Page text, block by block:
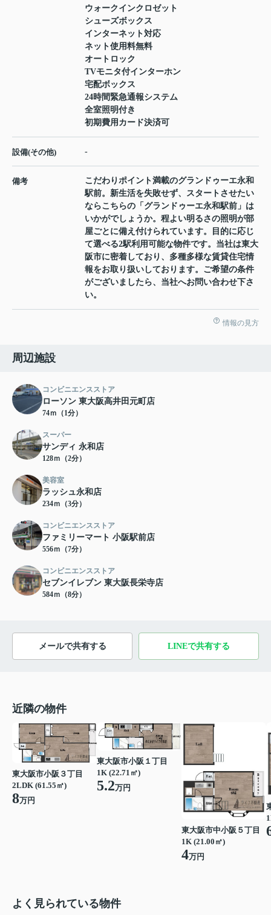
ウォークインクロゼット
シューズボックス
インターネット対応
ネット使用料無料
オートロック
TVモニタ付インターホン
宅配ボックス
24時間緊急通報システム
全室照明付き
初期費用カード決済可
設備(その他) -
備考
こだわりポイント満載のグランドゥーエ永和
駅前。新生活を失敗せず、スタートさせたい
ならこちらの「グランドゥーエ永和駅前」は
いかがでしょうか。程よい明るさの照明が部
屋ごとに備え付けられています。目的に応じ
て選べる2駅利用可能な物件です。当社は東大
阪市に密着しており、多種多様な賃貸住宅情
報をお取り扱いしております。ご希望の条件
がございましたら、当社へお問い合わせ下さ
い。
情報の見方
周辺施設
コンビニエンスストア
ローソン 東大阪高井田元町店
74ｍ（1分）
スーパー
サンディ 永和店
128ｍ（2分）
美容室
ラッシュ永和店
234ｍ（3分）
コンビニエンスストア
ファミリーマート 小阪駅前店
556ｍ（7分）
コンビニエンスストア
セブンイレブン 東大阪長栄寺店
584ｍ（8分）
メールで共有する LINEで共有する
近隣の物件
東大阪市小阪３丁目
2LDK (61.55㎡)
8万円
東大阪市小阪１丁目
1K (22.71㎡)
5.2万円
東大阪市中小阪５丁目
1K (21.00㎡)
4万円
よく見られている物件